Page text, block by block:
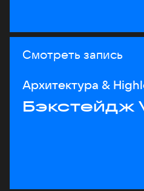
Смотреть запись
Архитектура &
Бэкстейдж